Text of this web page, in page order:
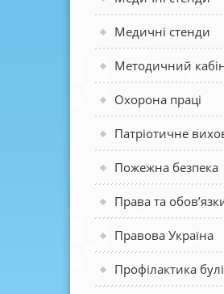
Медичні стенди
Методичний
Охорона праці
Патріотичне
Пожежна безпека
Права та
Правова Україна
Профілактика